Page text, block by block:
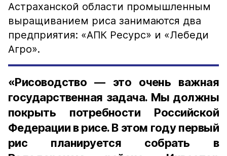
Астраханской области промышленным
выращиванием риса занимаются два
предприятия: «АПК Ресурс» и «Лебеди
Агро».
«Рисоводство — это очень важная
государственная задача. Мы должны
покрыть потребности Российской
Федерации в рисе. В этом году первый
рис планируется собрать в